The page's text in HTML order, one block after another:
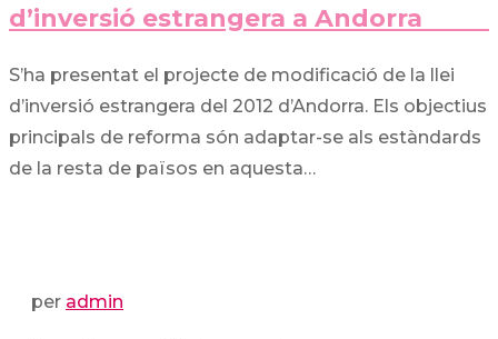
d’inversió estrangera a Andorra
S’ha presentat el projecte de modificació de la llei
d’inversió estrangera del 2012 d’Andorra. Els objectius
principals de reforma són adaptar-se als estàndards
de la resta de països en aquesta…
per admin